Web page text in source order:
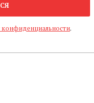
конфиденциальности.